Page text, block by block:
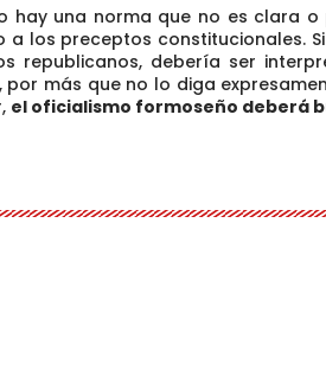
hay una norma que no es clara
a los preceptos constitucionales.
republicanos, debería ser
por más que no lo diga
el oficialismo formoseño deberá